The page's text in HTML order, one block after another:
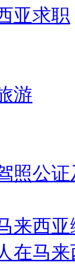
亚求职
游
照公
来西
在马